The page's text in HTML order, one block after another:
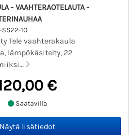
- VAAHTERAOTELAUTA -
10
Tele vaahterakaula
lämpökäsitelty, 22
€
Saatavilla